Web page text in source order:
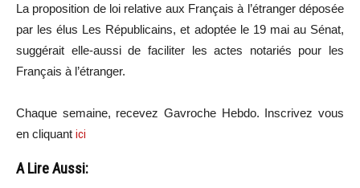
La proposition de loi relative aux Français à l’étranger déposée
par les élus Les Républicains, et adoptée le 19 mai au Sénat,
suggérait elle-aussi de faciliter les actes notariés pour les
Français à l’étranger.
Chaque semaine, recevez Gavroche Hebdo. Inscrivez vous
en cliquant ici
A Lire Aussi: